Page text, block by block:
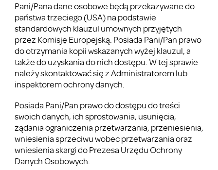
Pani/Pana dane osobowe będą przekazywane do
państwa trzeciego (USA) na podstawie
standardowych klauzul umownych przyjętych
przez Komisję Europejską. Posiada Pani/Pan prawo
do otrzymania kopii wskazanych wyżej klauzul, a
także do uzyskania do nich dostępu. W tej sprawie
należy skontaktować się z Administratorem lub
inspektorem ochrony danych.
Posiada Pani/Pan prawo do dostępu do treści
swoich danych, ich sprostowania, usunięcia,
żądania ograniczenia przetwarzania, przeniesienia,
wniesienia sprzeciwu wobec przetwarzania oraz
wniesienia skargi do Prezesa Urzędu Ochrony
Danych Osobowych.